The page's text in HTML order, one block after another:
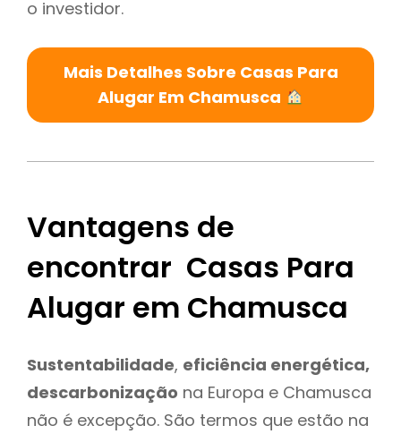
o investidor.
Mais Detalhes Sobre Casas Para
Alugar Em Chamusca
Vantagens de
encontrar Casas Para
Alugar em Chamusca
Sustentabilidade, eficiência energética,
descarbonização na Europa e Chamusca
não é excepção. São termos que estão na